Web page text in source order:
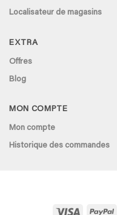
Localisateur de magasins
EXTRA
Offres
Blog
MON COMPTE
Mon compte
Historique des commandes
Visa